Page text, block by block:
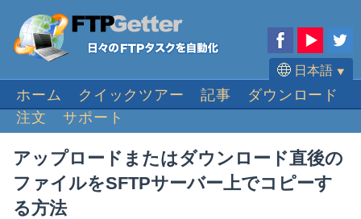
日本語 ⯆
English
Español
Português
ホーム クイックツアー 記事
ダウンロード
注文
サポート
アップロードまたはダウンロード直後の
ファイルをSFTPサーバー上でコピーす
る方法